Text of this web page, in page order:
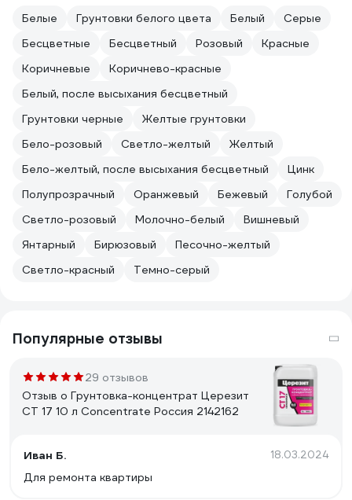
Белые Грунтовки белого цвета Белый
Серые
Бесцветные
Бесцветный Розовый
Красные
Коричневые
Коричнево-красные
Белый, после высыхания бесцветный
Грунтовки чeрные
Жeлтые грунтовки
Бело-розовый
Светло-желтый
Желтый
Бело-желтый, после высыхания бесцветный
Цинк
Полупрозрачный
Оранжевый Бежевый
Голубой
Светло-розовый
Молочно-белый
Вишневый
Янтарный
Бирюзовый
Песочно-желтый
Светло-красный
Темно-серый
Популярные отзывы
29 отзывов
Отзыв о Грунтовка-концентрат Церезит
CT 17 10 л Concentrate Россия 2142162
Иван Б. 18.03.2024
Для ремонта квартиры